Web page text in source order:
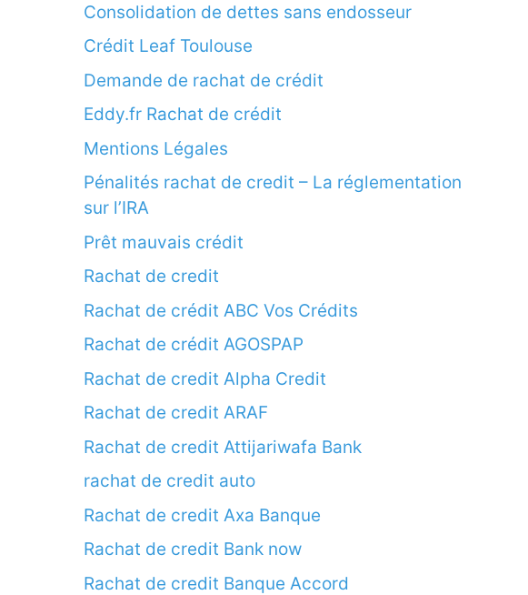
Consolidation de dettes sans endosseur
Crédit Leaf Toulouse
Demande de rachat de crédit
Eddy.fr Rachat de crédit
Mentions Légales
Pénalités rachat de credit – La réglementation
sur l’IRA
Prêt mauvais crédit
Rachat de credit
Rachat de crédit ABC Vos Crédits
Rachat de crédit AGOSPAP
Rachat de credit Alpha Credit
Rachat de credit ARAF
Rachat de credit Attijariwafa Bank
rachat de credit auto
Rachat de credit Axa Banque
Rachat de credit Bank now
Rachat de credit Banque Accord